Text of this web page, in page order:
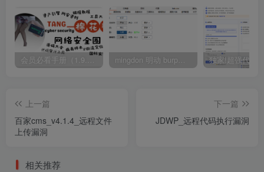
会员必看手册（1.9.0版本 26.4.5更新） mingdon 明动 burp插件0.2.6版本 本地时间校验去除版
上一篇
百家cms_v4.1.4_远程文件
上传漏洞
下一篇
JDWP_远程代码执行漏洞
相关推荐